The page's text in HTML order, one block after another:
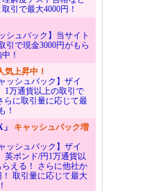
引で最大4000円！
シュバック】当サイト
引で現金3000円がもら
！
気上昇中！
ッシュバック】ザイ
1万通貨以上の取引で
らに取引量に応じて最
！
キャッシュバック増
ッシュバック】ザイ
英ポンド/円1万通貨以
らえる！ さらに他社か
！ 取引量に応じて最大